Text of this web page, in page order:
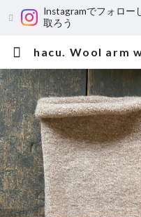
Instagramでフォロー
取ろう